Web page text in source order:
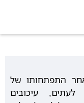
התפתחותו של
עיכובים